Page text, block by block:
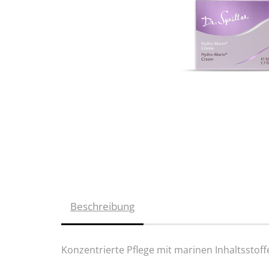
Beschreibung
Konzentrierte Pflege mit marinen